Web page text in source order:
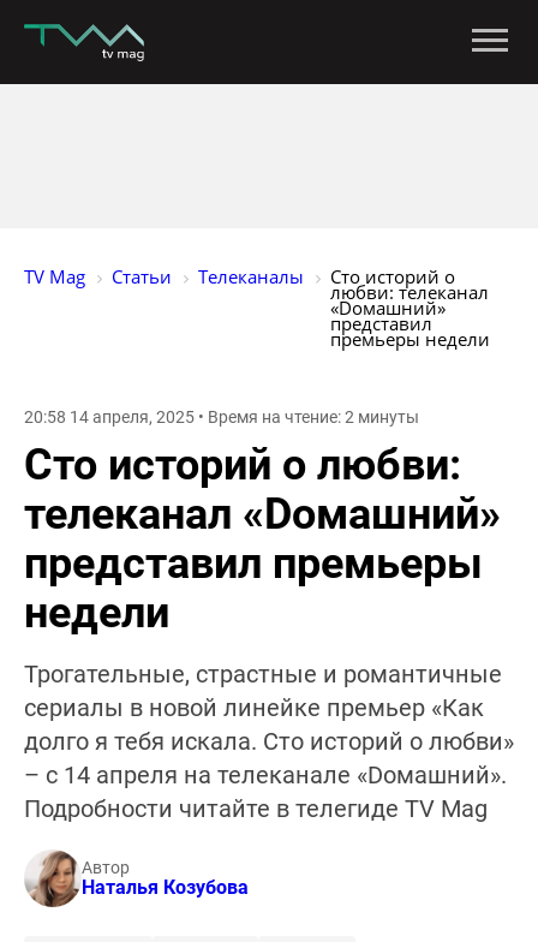
TV Mag Статьи Телеканалы Сто историй о
любви: телеканал
«Dомашний»
представил
премьеры недели
20:58 14 апреля, 2025 • Время на чтение: 2 минуты
Сто историй о любви:
телеканал «Dомашний»
представил премьеры
недели
Трогательные, страстные и романтичные
сериалы в новой линейке премьер «Как
долго я тебя искала. Сто историй о любви»
– с 14 апреля на телеканале «Dомашний».
Подробности читайте в телегиде TV Mag
Автор
Наталья Козубова